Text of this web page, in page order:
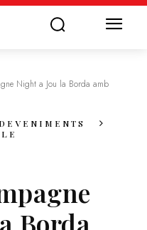
Night a Jou la Borda amb
Borda